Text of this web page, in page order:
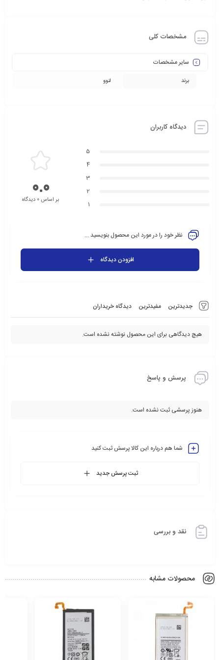
مشخصات کلی
سایر مشخصات
برند لنوو
دیدگاه کاربران
جدیدترین مفیدترین دیدگاه خریداران
هیچ دیدگاهی برای این محصول نوشته نشده است.
5
4
3
2
1
0.0بر اساس 0 دیدگاه
نظر خود را در مورد این محصول بنویسید ...
افزودن دیدگاه
پرسش و پاسخ
هنوز پرسشی ثبت نشده است.
شما هم درباره این کالا پرسش ثبت کنید
ثبت پرسش جدید
نقد و بررسی
محصولات مشابه